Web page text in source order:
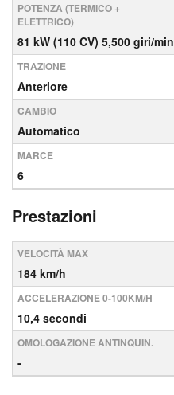
POTENZA (TERMICO +
ELETTRICO)
81 kW (110 CV) 5,500 giri/min
TRAZIONE
Anteriore
CAMBIO
Automatico
MARCE
6
Prestazioni
VELOCITÀ MAX
184 km/h
ACCELERAZIONE 0-100KM/H
10,4 secondi
OMOLOGAZIONE ANTINQUIN.
-